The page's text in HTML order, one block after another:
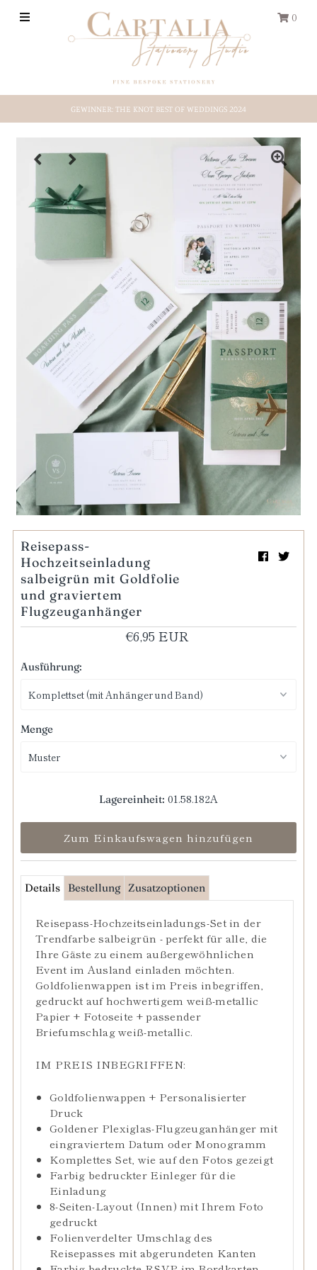
HOCHZEITS-PAPETERIE
Save-the-Date
Shop by Style
ÜBER UNS
EINLOGGEN/REGISTRIEREN
0
Mein Einkaufswagen
0
GEWINNER: THE KNOT BEST OF WEDDINGS 2024
Wiedergabe
Reisepass-
Hochzeitseinladung
salbeigrün mit Goldfolie
und graviertem
Flugzeuganhänger
€6,95 EUR
Ausführung:
Menge
Lagereinheit: 01.58.182A
Details Bestellung Zusatzoptionen
Reisepass-Hochzeitseinladungs-Set in der
Trendfarbe salbeigrün - perfekt für alle, die
Ihre Gäste zu einem außergewöhnlichen
Event im Ausland einladen möchten.
Goldfolienwappen ist im Preis inbegriffen,
gedruckt auf hochwertigem weiß-metallic
Papier + Fotoseite + passender
Briefumschlag weiß-metallic.
IM PREIS INBEGRIFFEN:
Goldfolienwappen + Personalisierter
Druck
Goldener Plexiglas-Flugzeuganhänger mit
eingraviertem Datum oder Monogramm
Komplettes Set, wie auf den Fotos gezeigt
Farbig bedruckter Einleger für die
Einladung
8-Seiten-Layout (Innen) mit Ihrem Foto
gedruckt
Folienverdelter Umschlag des
Reisepasses mit abgerundeten Kanten